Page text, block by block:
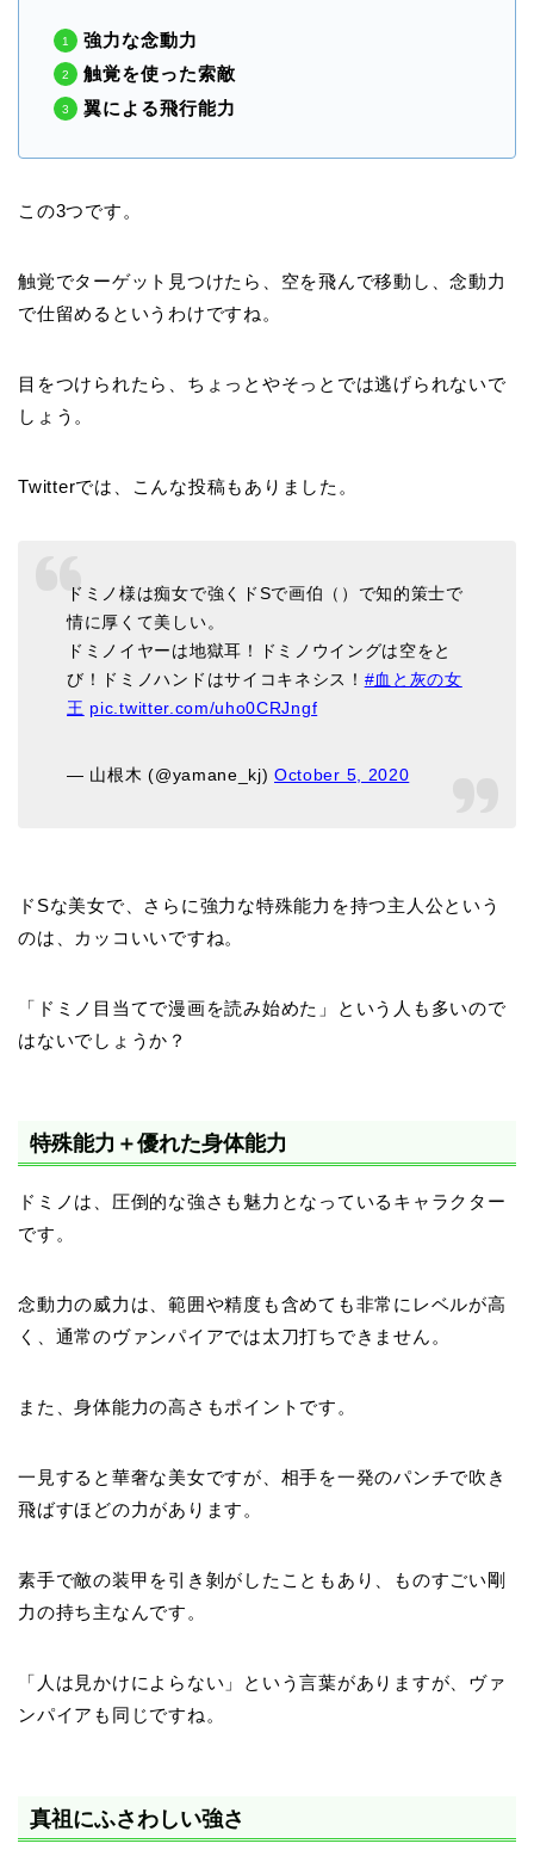
強力な念動力
触覚を使った索敵
翼による飛行能力
この3つです。
触覚でターゲット見つけたら、空を飛んで移動し、念動力
で仕留めるというわけですね。
目をつけられたら、ちょっとやそっとでは逃げられないで
しょう。
Twitterでは、こんな投稿もありました。
ドミノ様は痴女で強くドSで画伯（）で知的策士で
情に厚くて美しい。
ドミノイヤーは地獄耳！ドミノウイングは空をと
び！ドミノハンドはサイコキネシス！ #血と灰の女
王 pic.twitter.com/uho0CRJngf
— 山根木 (@yamane_kj)October 5, 2020
ドSな美女で、さらに強力な特殊能力を持つ主人公という
のは、カッコいいですね。
「ドミノ目当てで漫画を読み始めた」という人も多いので
はないでしょうか？
特殊能力＋優れた身体能力
ドミノは、圧倒的な強さも魅力となっているキャラクター
です。
念動力の威力は、範囲や精度も含めても非常にレベルが高
く、通常のヴァンパイアでは太刀打ちできません。
また、身体能力の高さもポイントです。
一見すると華奢な美女ですが、相手を一発のパンチで吹き
飛ばすほどの力があります。
素手で敵の装甲を引き剝がしたこともあり、ものすごい剛
力の持ち主なんです。
「人は見かけによらない」という言葉がありますが、ヴァ
ンパイアも同じですね。
真祖にふさわしい強さ